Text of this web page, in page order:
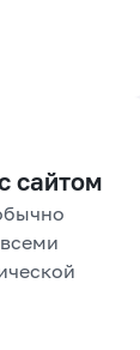
сайтом